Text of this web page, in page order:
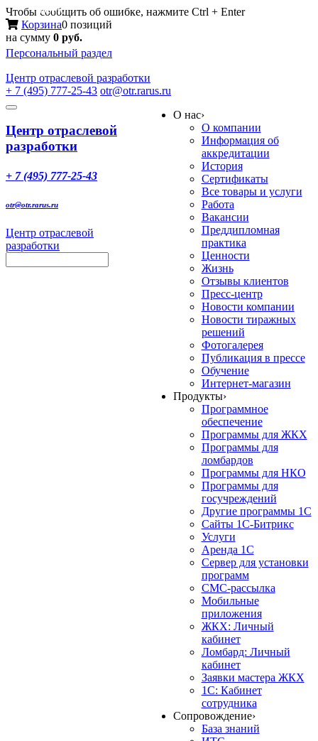
Чтобы сообщить об ошибке, нажмите Ctrl + Enter
Корзина0 позиций
на сумму 0 руб.
Персональный раздел
Центр отраслевой разработки
+ 7 (495) 777-25-43 otr@otr.rarus.ru
Toggle
Меню
Центр отраслевой
разработки
+ 7 (495) 777-25-43
otr@otr.rarus.ru
Центр отраслевой
разработки
О нас›
О компании
Информация об
аккредитации
История
Сертификаты
Все товары и услуги
Работа
Вакансии
Преддипломная
практика
Ценности
Жизнь
Отзывы клиентов
Пресс-центр
Новости компании
Новости тиражных
решений
Фотогалерея
Публикация в прессе
Обучение
Интернет-магазин
Продукты›
Программное
обеспечение
Программы для ЖКХ
Программы для
ломбардов
Программы для НКО
Программы для
госучреждений
Другие программы 1С
Сайты 1С-Битрикс
Услуги
Аренда 1С
Сервер для установки
программ
СМС-рассылка
Мобильные
приложения
ЖКХ: Личный
кабинет
Ломбард: Личный
кабинет
Заявки мастера ЖКХ
1С: Кабинет
сотрудника
Сопровождение›
База знаний